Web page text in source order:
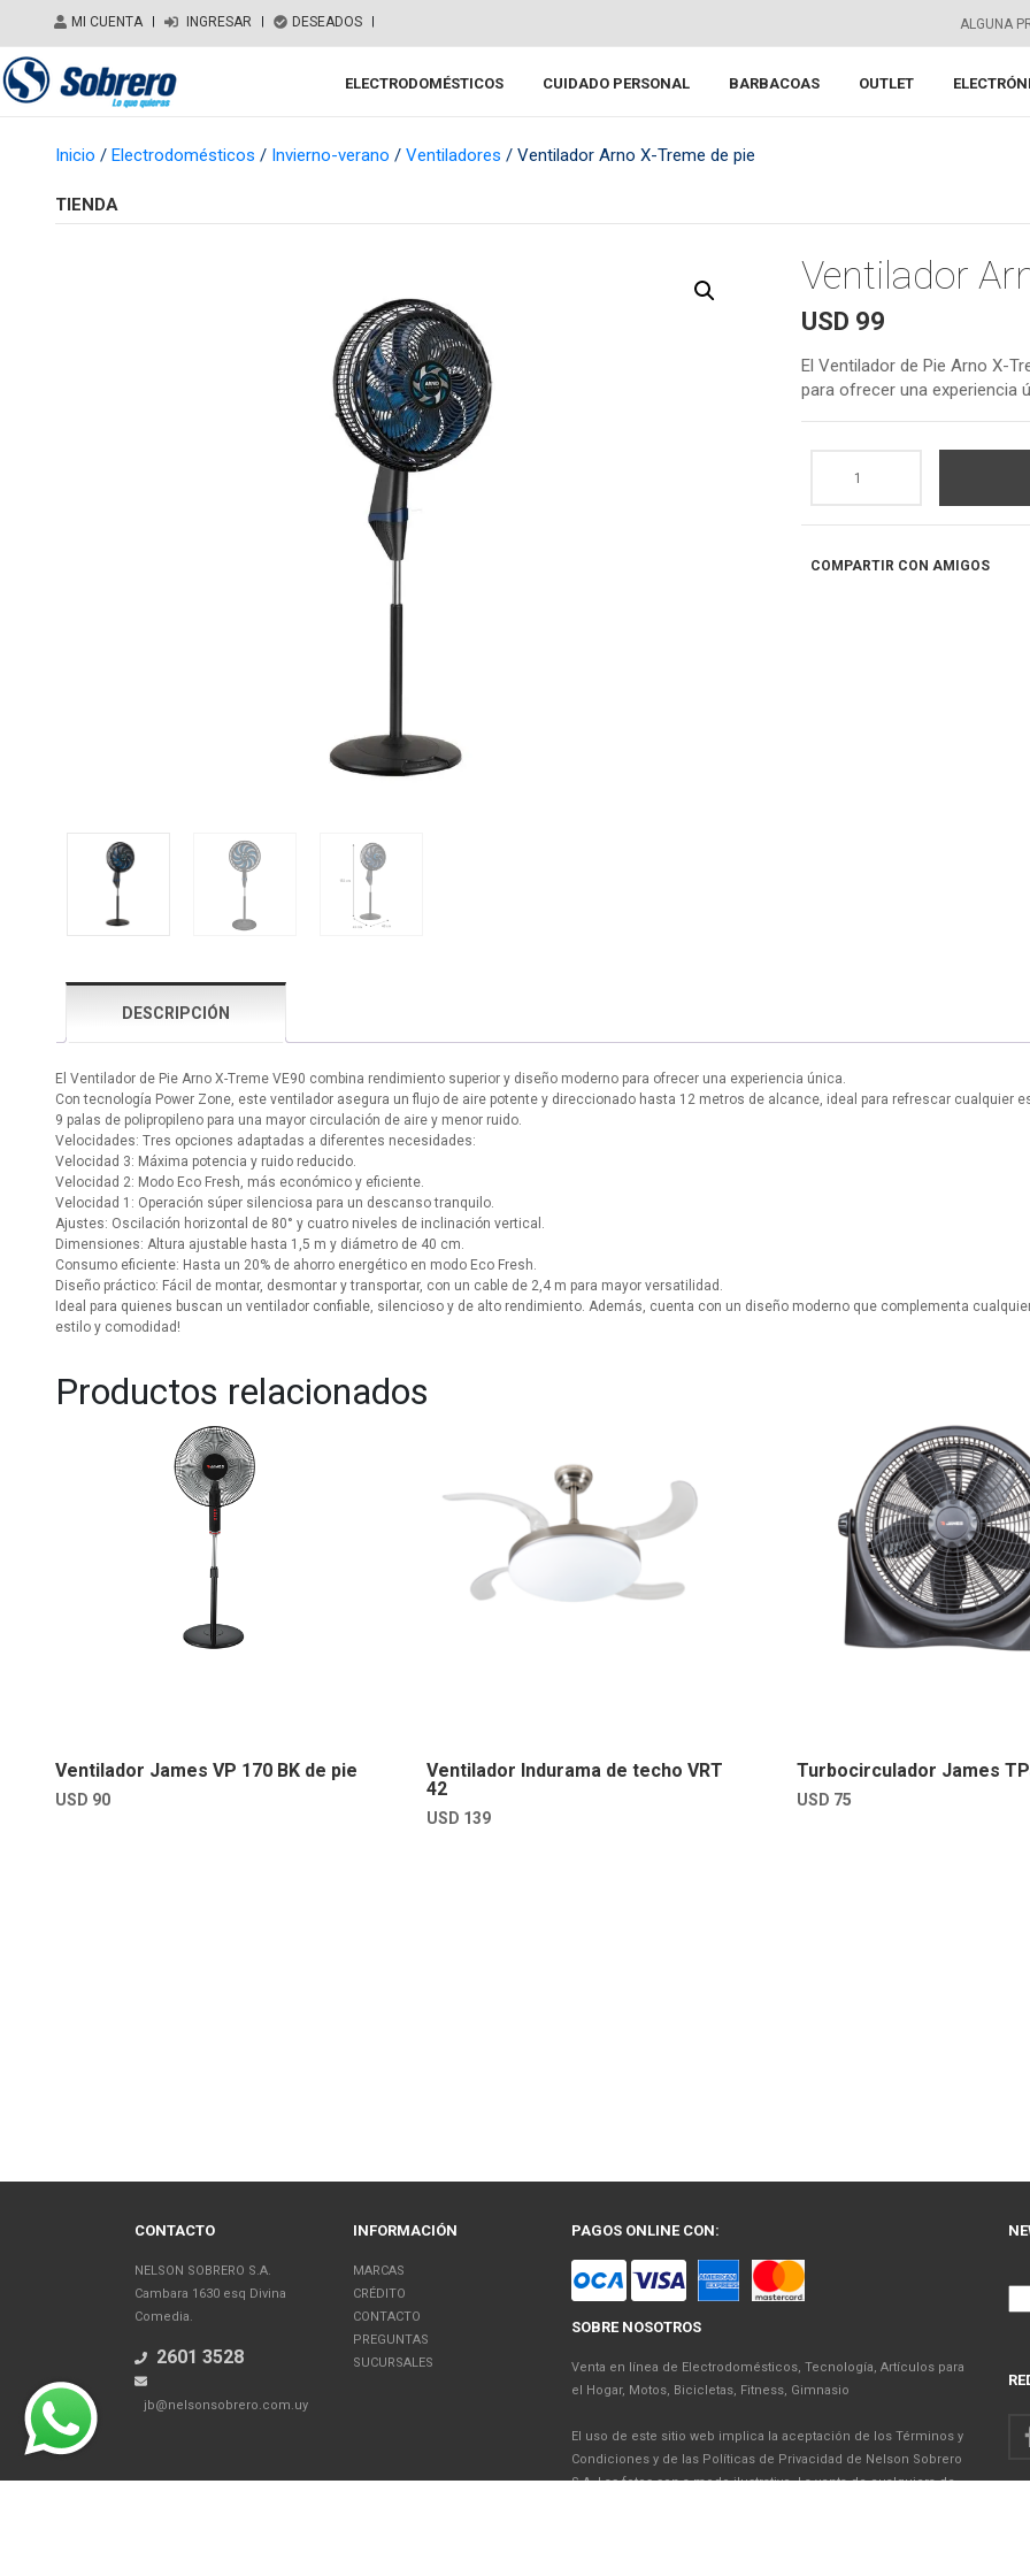
MI CUENTA | INGRESAR | DESEADOS | ALGUNA
Salir del contenido
Main Navigation ELECTRODOMÉSTICOS CUIDADO PERSONAL BARBACOAS OUTLET
Inicio / Electrodomésticos / Invierno-verano / Ventiladores / Ventilador Arno X-Treme de pie
TIENDA
Ventilador
USD 99
El Ventilador de Pie Arno X-
para ofrecer una experiencia
Treme
pie
COMPARTIR CON AMIGOS
DESCRIPCIÓN
El Ventilador de Pie Arno X-Treme VE90 combina rendimiento superior y diseño moderno para ofrecer una experiencia única.
Con tecnología Power Zone, este ventilador asegura un flujo de aire potente y direccionado hasta 12 metros de alcance, ideal para refrescar cualquier
9 palas de polipropileno para una mayor circulación de aire y menor ruido.
Velocidades: Tres opciones adaptadas a diferentes necesidades:
Velocidad 3: Máxima potencia y ruido reducido.
Velocidad 2: Modo Eco Fresh, más económico y eficiente.
Velocidad 1: Operación súper silenciosa para un descanso tranquilo.
Ajustes: Oscilación horizontal de 80° y cuatro niveles de inclinación vertical.
Dimensiones: Altura ajustable hasta 1,5 m y diámetro de 40 cm.
Consumo eficiente: Hasta un 20% de ahorro energético en modo Eco Fresh.
Diseño práctico: Fácil de montar, desmontar y transportar, con un cable de 2,4 m para mayor versatilidad.
Ideal para quienes buscan un ventilador confiable, silencioso y de alto rendimiento. Además, cuenta con un diseño moderno que complementa
estilo y comodidad!
Productos relacionados
Ventilador James VP 170 BK de pie
USD 90
Ventilador Indurama de techo VRT
42
USD 139
Turbocirculador James
USD 75
CONTACTO
NELSON SOBRERO S.A.
Cambara 1630 esq Divina
Comedia.
2601 3528
jb@nelsonsobrero.com.uy
INFORMACIÓN
MARCAS
CRÉDITO
CONTACTO
PREGUNTAS
SUCURSALES
PAGOS ONLINE CON:
SOBRE NOSOTROS
Venta en línea de Electrodomésticos, Tecnología, Artículos para
el Hogar, Motos, Bicicletas, Fitness, Gimnasio
El uso de este sitio web implica la aceptación de los Términos y
Condiciones y de las Políticas de Privacidad de Nelson Sobrero
S.A. Las fotos son a modo ilustrativo. La venta de cualquiera de